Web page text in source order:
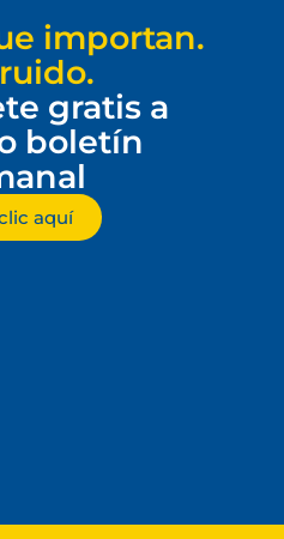
importan.
gratis a
boletín
aquí